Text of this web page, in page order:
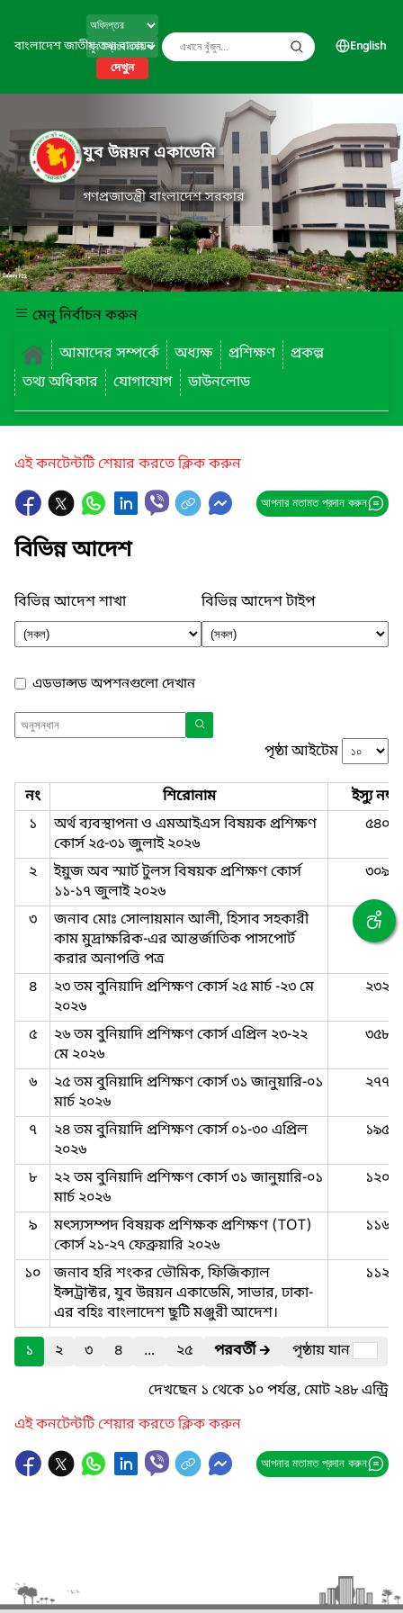
বাংলাদেশ জাতীয় তথ্য বাতায়ন
দেখুন
English
যুব উন্নয়ন একাডেমি
গণপ্রজাতন্ত্রী বাংলাদেশ সরকার
মেনু নির্বাচন করুন
আমাদের সম্পর্কে
অধ্যক্ষ প্রশিক্ষণ
প্রকল্প
তথ্য অধিকার
যোগাযোগ ডাউনলোড
এই কনটেন্টটি শেয়ার করতে ক্লিক করুন
আপনার মতামত প্রদান করুন
বিভিন্ন আদেশ
বিভিন্ন আদেশ শাখা বিভিন্ন আদেশ টাইপ
এডভান্সড অপশনগুলো দেখান
পৃষ্ঠা আইটেম
নং শিরোনাম
ইস্যু নম্বর
১
অর্থ ব্যবস্থাপনা ও এমআইএস বিষয়ক প্রশিক্ষণ
কোর্স ২৫-৩১ জুলাই ২০২৬
৫৪০
২
ইয়ুজ অব স্মার্ট টুলস বিষয়ক প্রশিক্ষণ কোর্স
১১-১৭ জুলাই ২০২৬
৩০৯
৩
জনাব মোঃ সোলায়মান আলী, হিসাব সহকারী
কাম মুদ্রাক্ষরিক-এর আন্তর্জাতিক পাসপোর্ট
করার অনাপত্তি পত্র
২৯০
৪
২৩ তম বুনিয়াদি প্রশিক্ষণ কোর্স ২৫ মার্চ -২৩ মে
২০২৬
২৩২
৫
২৬ তম বুনিয়াদি প্রশিক্ষণ কোর্স এপ্রিল ২৩-২২
মে ২০২৬
৩৫৮
৬
২৫ তম বুনিয়াদি প্রশিক্ষণ কোর্স ৩১ জানুয়ারি-০১
মার্চ ২০২৬
২৭৭
৭
২৪ তম বুনিয়াদি প্রশিক্ষণ কোর্স ০১-৩০ এপ্রিল
২০২৬
১৯৫
৮
২২ তম বুনিয়াদি প্রশিক্ষণ কোর্স ৩১ জানুয়ারি-০১
মার্চ ২০২৬
১২০
৯
মৎস্যসম্পদ বিষয়ক প্রশিক্ষক প্রশিক্ষণ (TOT)
কোর্স ২১-২৭ ফেব্রুয়ারি ২০২৬
১১৬
১০
জনাব হরি শংকর ভৌমিক, ফিজিক্যাল
ইন্সট্রাক্টর, যুব উন্নয়ন একাডেমি, সাভার, ঢাকা-
এর বহিঃ বাংলাদেশ ছুটি মঞ্জুরী আদেশ।
১১২
১ ২ ৩ ৪ ... ২৫ পরবর্তী🡲
পৃষ্ঠায় যান
দেখছেন ১ থেকে ১০ পর্যন্ত, মোট ২৪৮ এন্ট্রি
এই কনটেন্টটি শেয়ার করতে ক্লিক করুন
আপনার মতামত প্রদান করুন